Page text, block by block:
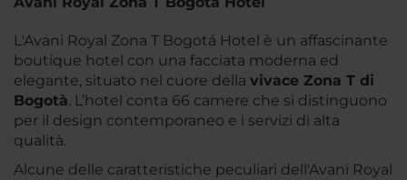
L'Avani Royal Zona T Bogotá Hotel è un affascinante
boutique hotel con una facciata moderna ed
elegante, situato nel cuore della vivace Zona T di
Bogotà. L’hotel conta 66 camere che si distinguono
per il design contemporaneo e i servizi di alta
qualità.
Alcune delle caratteristiche peculiari dell'Avani Royal